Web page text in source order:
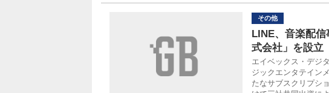
その他
LINE、音楽配
式会社」を設立
エイベックス・デジ
ジックエンタテイン
たなサブスクリプシ